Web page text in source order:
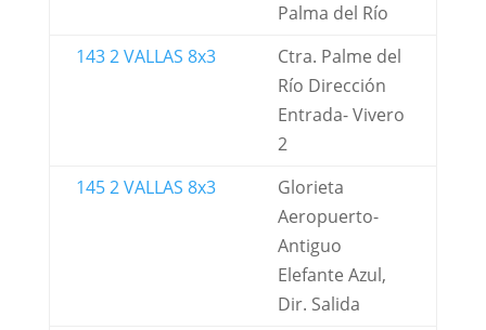
Palma del Río
143 2 VALLAS 8x3
Ctra. Palme del
Río Dirección
Entrada- Vivero
2
145 2 VALLAS 8x3
Glorieta
Aeropuerto-
Antiguo
Elefante Azul,
Dir. Salida